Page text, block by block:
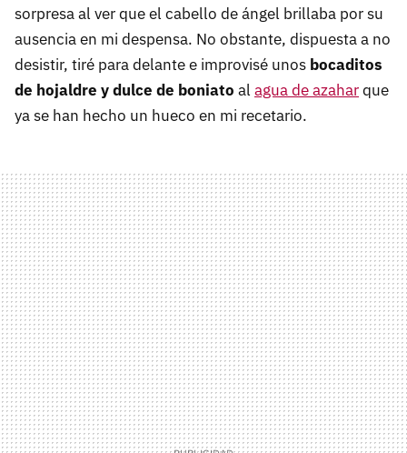
sorpresa al ver que el cabello de ángel brillaba por su
ausencia en mi despensa. No obstante, dispuesta a no
desistir, tiré para delante e improvisé unos bocaditos
de hojaldre y dulce de boniato al agua de azaharque
ya se han hecho un hueco en mi recetario.